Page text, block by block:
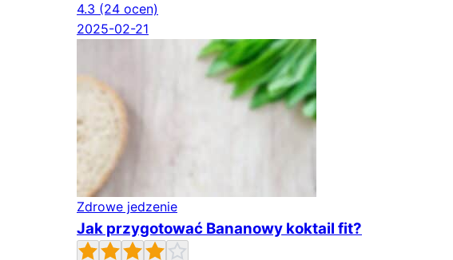
4.3 (24 ocen)
2025-02-21
Zdrowe jedzenie
Jak przygotować Bananowy koktail fit?